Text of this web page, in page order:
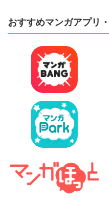
おすすめマンガアプリ